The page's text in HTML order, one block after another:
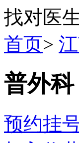
找对医生
首页>
普外科
预约挂